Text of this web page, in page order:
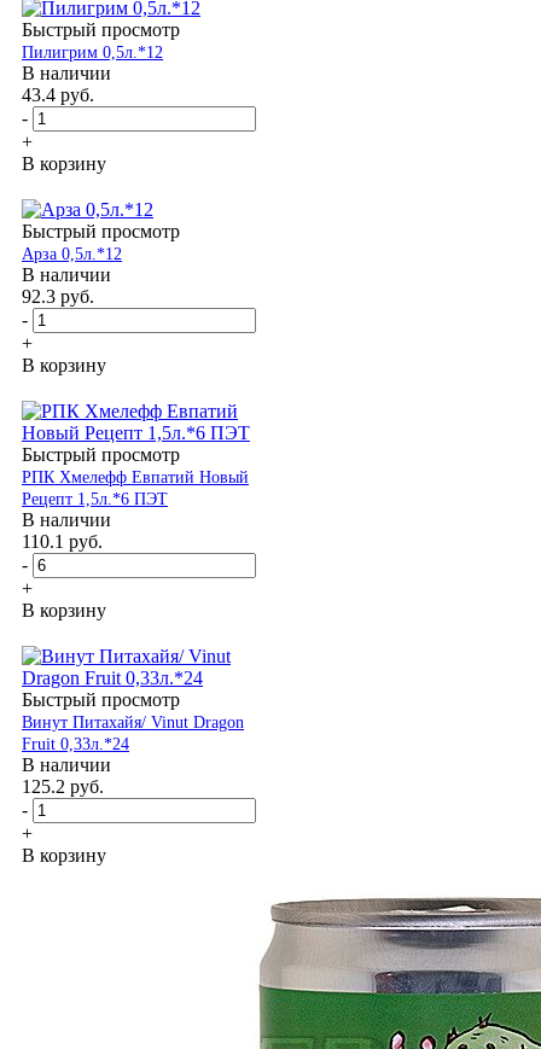
Быстрый просмотр
Пилигрим 0,5л.*12
В наличии
43.4 руб.
-
+
В корзину
Быстрый просмотр
Арза 0,5л.*12
В наличии
92.3 руб.
-
+
В корзину
Быстрый просмотр
РПК Хмелефф Евпатий Новый
Рецепт 1,5л.*6 ПЭТ
В наличии
110.1 руб.
-
+
В корзину
Быстрый просмотр
Винут Питахайя/ Vinut Dragon
Fruit 0,33л.*24
В наличии
125.2 руб.
-
+
В корзину